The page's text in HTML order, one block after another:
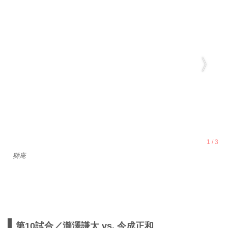
獅庵
第10試合／瀧澤謙太 vs. 今成正和